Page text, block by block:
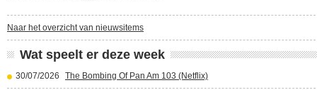
Naar het overzicht van nieuwsitems
Wat speelt er deze week
30/07/2026 The Bombing Of Pan Am 103 (Netflix)